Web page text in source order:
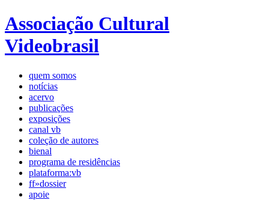
Associação Cultural
Videobrasil
quem somos
notícias
acervo
publicações
exposições
canal vb
coleção de autores
bienal
programa de residências
plataforma:vb
ff»dossier
apoie